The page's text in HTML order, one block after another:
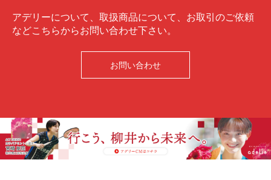
アデリーについて、取扱商品について、お取引のご依頼
などこちらからお問い合わせ下さい。
お問い合わせ